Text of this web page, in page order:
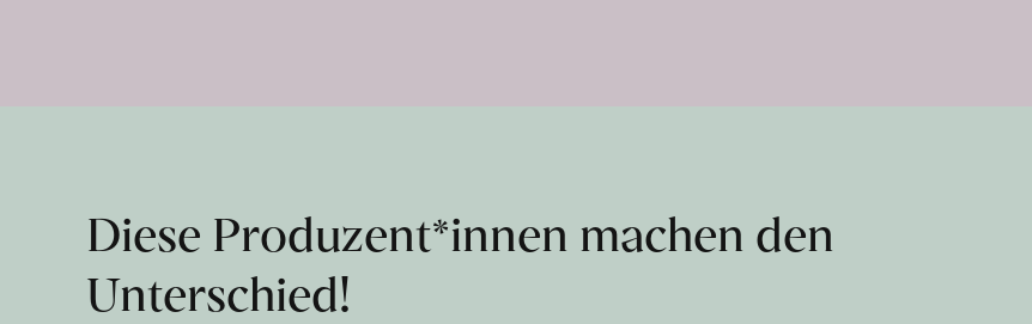
Diese Produzent*innen machen den
Unterschied!